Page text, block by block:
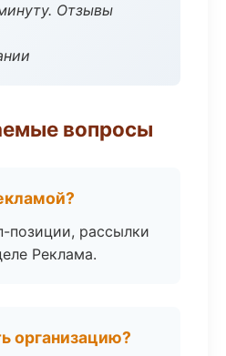
Отзывы
вопросы
позиции, рассылки
Реклама.
организацию?